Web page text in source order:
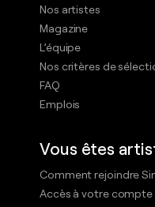
Nos artistes
Magazine
L’équipe
Nos critères de
FAQ
Emplois
Vous êtes
Comment rejoindre
Accès à votre compte